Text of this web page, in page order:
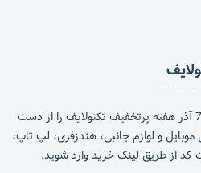
: از 30 آبان تا 7 آذر هفته پرتخفیف تکنولایف را از دست
و لوازم جانبی، هندزفری، لپ تاپ،
از طریق لینک خرید وارد شوید.